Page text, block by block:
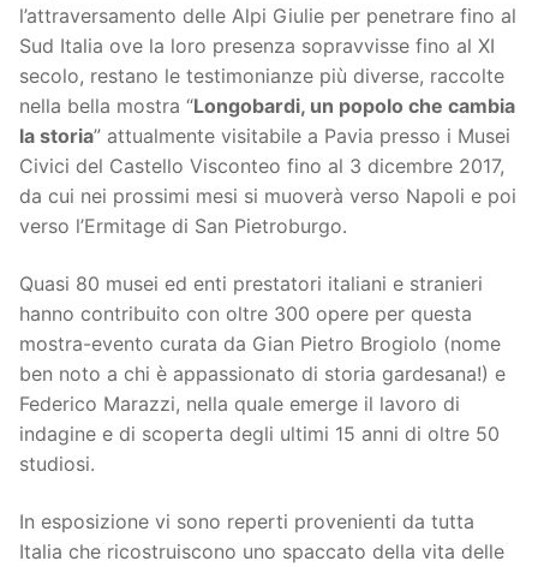
l’attraversamento delle Alpi Giulie per penetrare fino al
Sud Italia ove la loro presenza sopravvisse fino al XI
secolo, restano le testimonianze più diverse, raccolte
nella bella mostra “Longobardi, un popolo che cambia
la storia” attualmente visitabile a Pavia presso i Musei
Civici del Castello Visconteo fino al 3 dicembre 2017,
da cui nei prossimi mesi si muoverà verso Napoli e poi
verso l’Ermitage di San Pietroburgo.
Quasi 80 musei ed enti prestatori italiani e stranieri
hanno contribuito con oltre 300 opere per questa
mostra-evento curata da Gian Pietro Brogiolo (nome
ben noto a chi è appassionato di storia gardesana!) e
Federico Marazzi, nella quale emerge il lavoro di
indagine e di scoperta degli ultimi 15 anni di oltre 50
studiosi.
In esposizione vi sono reperti provenienti da tutta
Italia che ricostruiscono uno spaccato della vita delle